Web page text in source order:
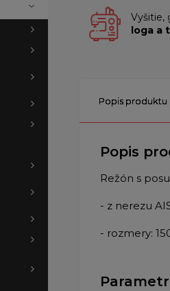
Vyšitie,
loga a
Popis produktu
Popis
Režón s
- z nerezu
- rozmery: